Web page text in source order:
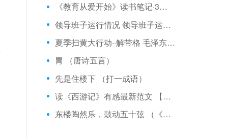
《教育从爱开始》读书笔记·3篇 【热点话题】
领导班子运行情况 领导班子运行情况的总体评价 【热点话题】
夏季扫黄大行动··解带格 毛泽东诗词
胃 （唐诗五言）
先是住楼下 （打一成语）
读《西游记》有感最新范文 【读后感】
东楼陶然乐，鼓动五十弦 （《儒林外史》人物）